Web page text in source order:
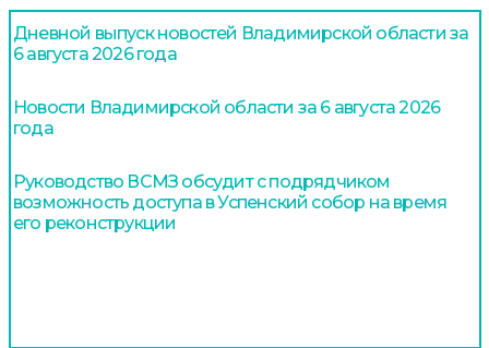
Дневной выпуск новостей Владимирской области за
6 августа 2026 года
Новости Владимирской области за 6 августа 2026
года
Руководство ВСМЗ обсудит с подрядчиком
возможность доступа в Успенский собор на время
его реконструкции